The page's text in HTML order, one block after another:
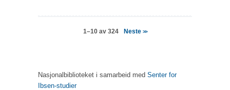
1–10 av 324 Neste >>
Nasjonalbiblioteket i samarbeid med Senter for
Ibsen-studier